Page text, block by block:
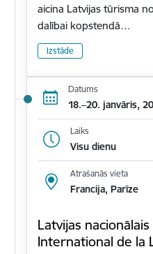
aicina Latvijas tūrisma
dalībai kopstendā…
Izstāde
Datums
18.–20. janvāris,
Laiks
Visu dienu
Atrašanās vieta
Francija, Parīze
Latvijas
International de la